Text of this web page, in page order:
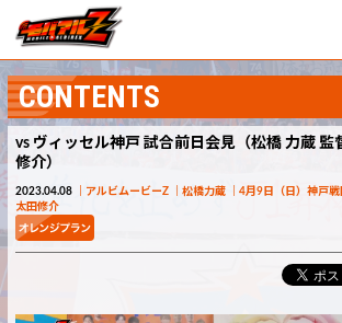
CONTENTS
vs ヴィッセル神戸 試合前日会見（松橋 力蔵 監
修介）
2023.04.08 アルビムービーZ 松橋力蔵 4月9日（日）神戸戦
太田修介